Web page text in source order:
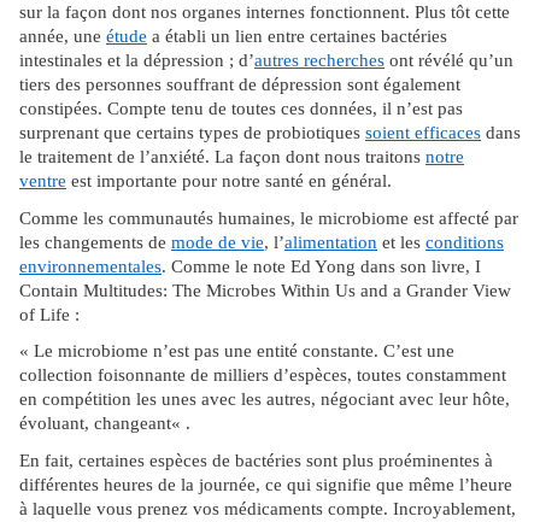
sur la façon dont nos organes internes fonctionnent. Plus tôt cette
année, une étude a établi un lien entre certaines bactéries
intestinales et la dépression ; d’autres recherches ont révélé qu’un
tiers des personnes souffrant de dépression sont également
constipées. Compte tenu de toutes ces données, il n’est pas
surprenant que certains types de probiotiques soient efficaces dans
le traitement de l’anxiété. La façon dont nous traitons notre
ventre est importante pour notre santé en général.
Comme les communautés humaines, le microbiome est affecté par
les changements de mode de vie, l’alimentation et les conditions
environnementales. Comme le note Ed Yong dans son livre, I
Contain Multitudes: The Microbes Within Us and a Grander View
of Life :
« Le microbiome n’est pas une entité constante. C’est une
collection foisonnante de milliers d’espèces, toutes constamment
en compétition les unes avec les autres, négociant avec leur hôte,
évoluant, changeant« .
En fait, certaines espèces de bactéries sont plus proéminentes à
différentes heures de la journée, ce qui signifie que même l’heure
à laquelle vous prenez vos médicaments compte. Incroyablement,